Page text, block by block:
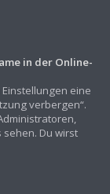
in der Online-
eine
verbergen“.
Du wirst